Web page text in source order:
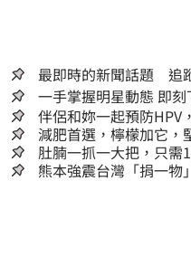
最即時的新聞話題 追
一手掌
伴侶和妳一起預防HPV
減肥首選，檸檬加它，
人生
肚腩一抓一大把，只需
熊本強震台灣「捐一